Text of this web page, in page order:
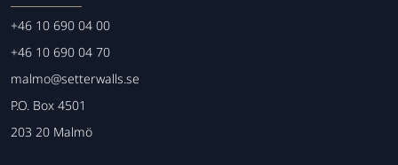
+46 10 690 04 00
+46 10 690 04 70
malmo@setterwalls.se
P.O. Box 4501
203 20 Malmö